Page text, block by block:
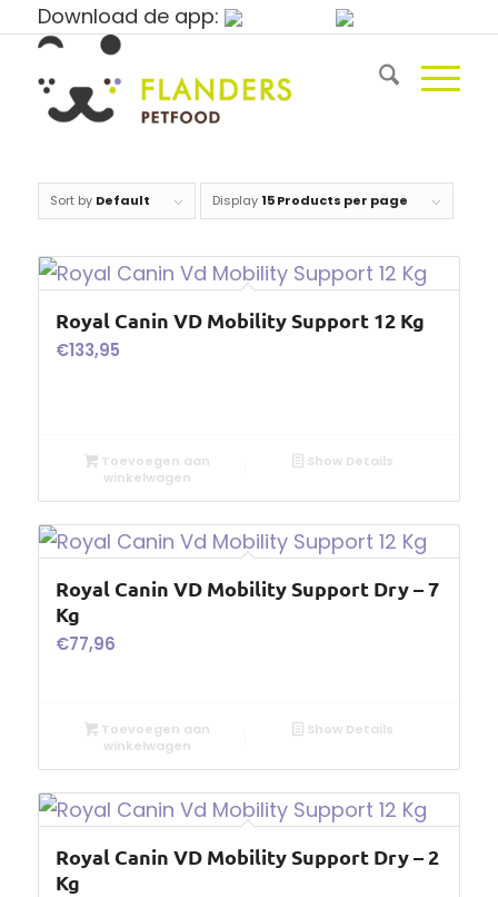
Download de app:
Sort by Default Display 15 Products per page
Royal Canin VD Mobility Support 12 Kg
€133,95
Toevoegen aan
winkelwagen
Show Details
Royal Canin VD Mobility Support Dry – 7
Kg
€77,96
Toevoegen aan
winkelwagen
Show Details
Royal Canin VD Mobility Support Dry – 2
Kg